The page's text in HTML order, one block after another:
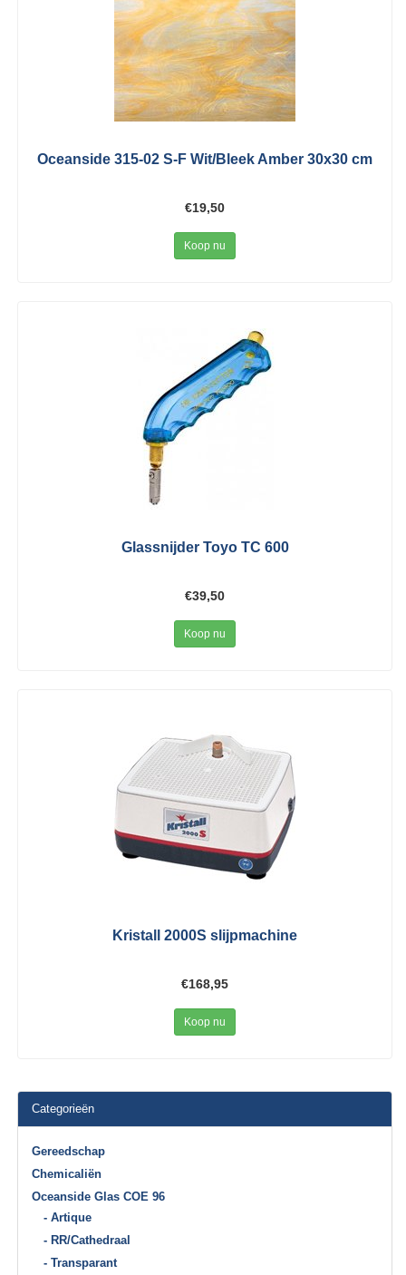
Oceanside 315-02 S-F Wit/Bleek Amber 30x30 cm
€19,50
Koop nu
Glassnijder Toyo TC 600
€39,50
Koop nu
Kristall 2000S slijpmachine
€168,95
Koop nu
Categorieën
Gereedschap
Chemicaliën
Oceanside Glas COE 96
- Artique
- RR/Cathedraal
- Transparant